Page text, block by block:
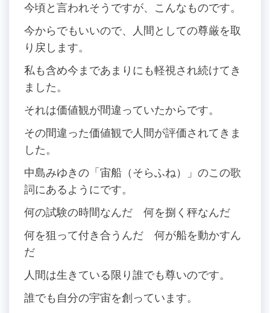
今頃と言われそうですが、こんなものです。
今からでもいいので、人間としての尊厳を取
り戻します。
私も含め今まであまりにも軽視され続けてき
ました。
それは価値観が間違っていたからです。
その間違った価値観で人間が評価されてきま
した。
中島みゆきの「宙船（そらふね）」のこの歌
詞にあるようにです。
何の試験の時間なんだ 何を捌く秤なんだ
何を狙って付き合うんだ 何が船を動かすん
だ
人間は生きている限り誰でも尊いのです。
誰でも自分の宇宙を創っています。